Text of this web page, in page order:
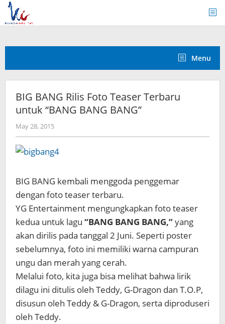
Skip
content
Menu
BIG BANG Rilis Foto Teaser Terbaru
untuk “BANG BANG BANG”
May 28, 2015by
Koreanindo
BIG BANG kembali menggoda penggemar
dengan foto teaser terbaru.
YG Entertainment mengungkapkan foto teaser
kedua untuk lagu “BANG BANG BANG,”yang
akan dirilis pada tanggal 2 Juni. Seperti poster
sebelumnya, foto ini memiliki warna campuran
ungu dan merah yang cerah.
Melalui foto, kita juga bisa melihat bahwa lirik
dilagu ini ditulis oleh Teddy, G-Dragon dan T.O.P,
disusun oleh Teddy & G-Dragon, serta diproduseri
oleh Teddy.